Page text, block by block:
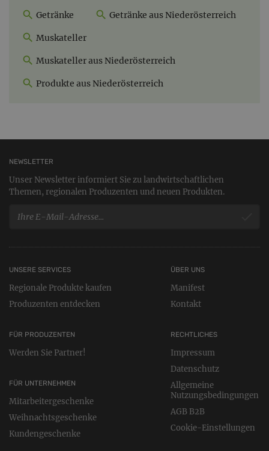
Getränke Getränke aus Niederösterreich
Muskateller
Muskateller aus Niederösterreich
Produkte aus Niederösterreich
NEWSLETTER
Unser Newsletter informiert Sie zu landwirtschaftlichen
Themen, regionalen Produzenten und neuen Produkten.
UNSERE SERVICES
Regionale Produkte kaufen
Produzenten entdecken
FÜR PRODUZENTEN
Werden Sie Partner!
FÜR UNTERNEHMEN
Mitarbeitergeschenke
Weihnachtsgeschenke
Kundengeschenke
RECHTLICHES
Impressum
Datenschutz
Allgemeine
Nutzungsbedingungen
AGB B2B
Cookie-Einstellungen
ÜBER UNS
Manifest
Kontakt